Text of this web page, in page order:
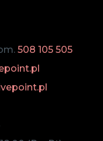
508 105 505